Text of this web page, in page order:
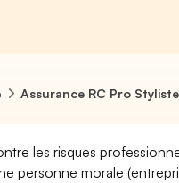
Assurance RC Pro Styliste
les risques
personne morale